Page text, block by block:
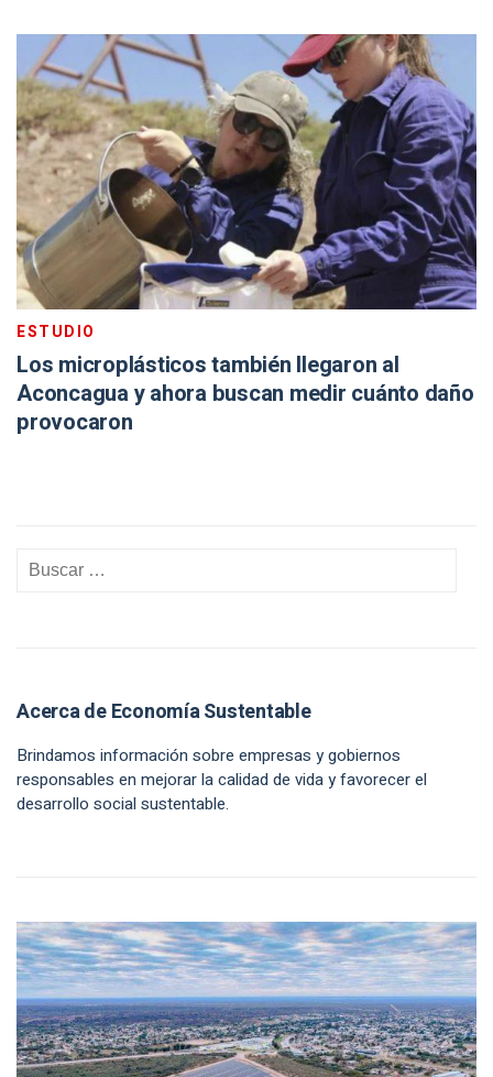
ESTUDIO
Los microplásticos también llegaron al
Aconcagua y ahora buscan medir cuánto daño
provocaron
Acerca de Economía Sustentable
Brindamos información sobre empresas y gobiernos
responsables en mejorar la calidad de vida y favorecer el
desarrollo social sustentable.